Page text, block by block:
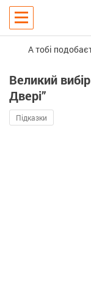
А тобі
Великий
Двері”
Підказки